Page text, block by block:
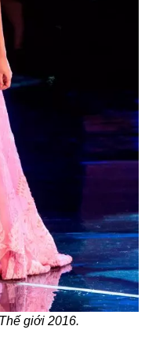
giới 2016.